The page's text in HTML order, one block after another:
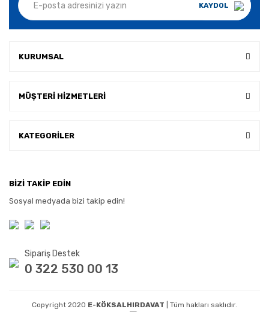
KAYDOL
KURUMSAL
MÜŞTERİ HİZMETLERİ
KATEGORİLER
BİZİ TAKİP EDİN
Sosyal medyada bizi takip edin!
Sipariş Destek
0 322 530 00 13
Copyright 2020 E-KÖKSALHIRDAVAT | Tüm hakları saklıdır.